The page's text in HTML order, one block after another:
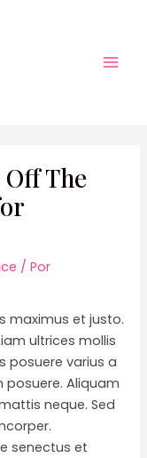
The
/ Por
maximus et justo.
ultrices mollis
posuere varius a
posuere. Aliquam
neque. Sed
senectus et